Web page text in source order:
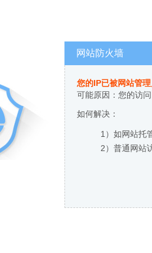
网站防火墙
您的IP已被网站管
可能原因：您的访
如何解决：
1）如网站托
2）普通网站